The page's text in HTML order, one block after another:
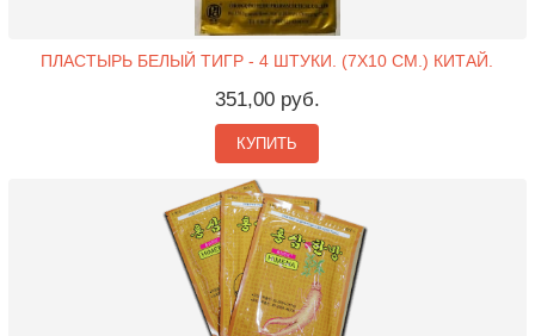
ПЛАСТЫРЬ БЕЛЫЙ ТИГР - 4 ШТУКИ. (7X10 СМ.) КИТАЙ.
351,00 руб.
КУПИТЬ